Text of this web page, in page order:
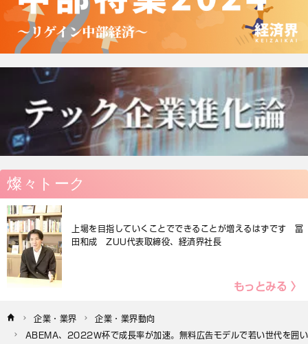
燦々トーク
上場を目指していくことでできることが増えるはずです 冨
田和成 ZUU代表取締役、経済界社長
もっとみる 〉
企業・業界
企業・業界動向
ABEMA、2022Ｗ杯で成長率が加速。無料広告モデルで若い世代を囲い